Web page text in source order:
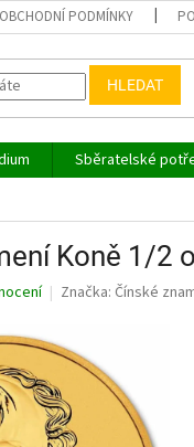
OBCHODNÍ PODMÍNKY
HLEDAT
Sběratelské
Koně 1/2
Značka: Čínské